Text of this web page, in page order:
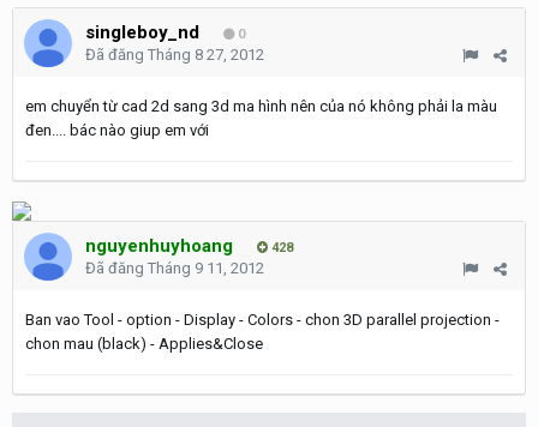
singleboy_nd 0
Đã đăng Tháng 8 27, 2012
em chuyển từ cad 2d sang 3d ma hình nên của nó không phải la màu
đen.... bác nào giup em với
nguyenhuyhoang 428
Đã đăng Tháng 9 11, 2012
Ban vao Tool - option - Display - Colors - chon 3D parallel projection -
chon mau (black) - Applies&Close